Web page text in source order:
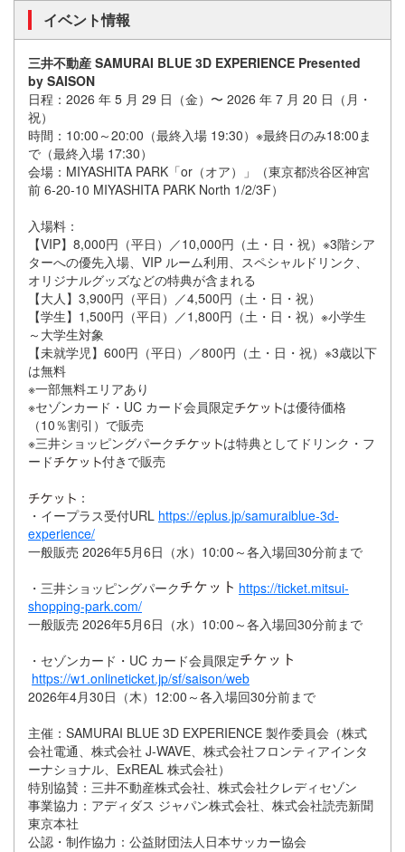
イベント情報
三井不動産 SAMURAI BLUE 3D EXPERIENCE Presented
by SAISON
日程：2026 年 5 月 29 日（金）〜 2026 年 7 月 20 日（月・
祝）
時間：10:00～20:00（最終入場 19:30）※最終日のみ18:00ま
で（最終入場 17:30）
会場：MIYASHITA PARK「or（オア）」（東京都渋谷区神宮
前 6-20-10 MIYASHITA PARK North 1/2/3F）
入場料：
【VIP】8,000円（平日）／10,000円（土・日・祝）※3階シア
ターへの優先入場、VIP ルーム利用、スペシャルドリンク、
オリジナルグッズなどの特典が含まれる
【大人】3,900円（平日）／4,500円（土・日・祝）
【学生】1,500円（平日）／1,800円（土・日・祝）※小学生
～大学生対象
【未就学児】600円（平日）／800円（土・日・祝）※3歳以下
は無料
※一部無料エリアあり
※セゾンカード・UC カード会員限定
は優待価格
（10％割引）で販売
※三井ショッピングパーク
は特典としてドリンク・フ
ード
付きで販売
：
・イープラス受付URL https://eplus.jp/samuraiblue-3d-
experience/
一般販売 2026年5月6日（水）10:00～各入場回30分前まで
・三井ショッピングパーク
https://ticket.mitsui-
shopping-park.com/
一般販売 2026年5月6日（水）10:00～各入場回30分前まで
・セゾンカード・UC カード会員限定
https://w1.onlineticket.jp/sf/saison/web
2026年4月30日（木）12:00～各入場回30分前まで
主催：SAMURAI BLUE 3D EXPERIENCE 製作委員会（株式
会社電通、株式会社 J-WAVE、株式会社フロンティアインタ
ーナショナル、ExREAL 株式会社）
特別協賛：三井不動産株式会社、株式会社クレディセゾン
事業協力：アディダス ジャパン株式会社、株式会社読売新聞
東京本社
公認・制作協力：公益財団法人日本サッカー協会